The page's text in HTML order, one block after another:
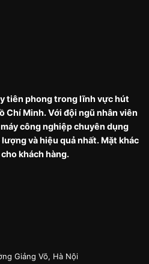
tiên phong trong lĩnh vực hút
Chí Minh. Với đội ngũ nhân viên
công nghiệp chuyên dụng
và hiệu quả nhất. Mặt khác
khách hàng.
Giảng Võ, Hà Nội